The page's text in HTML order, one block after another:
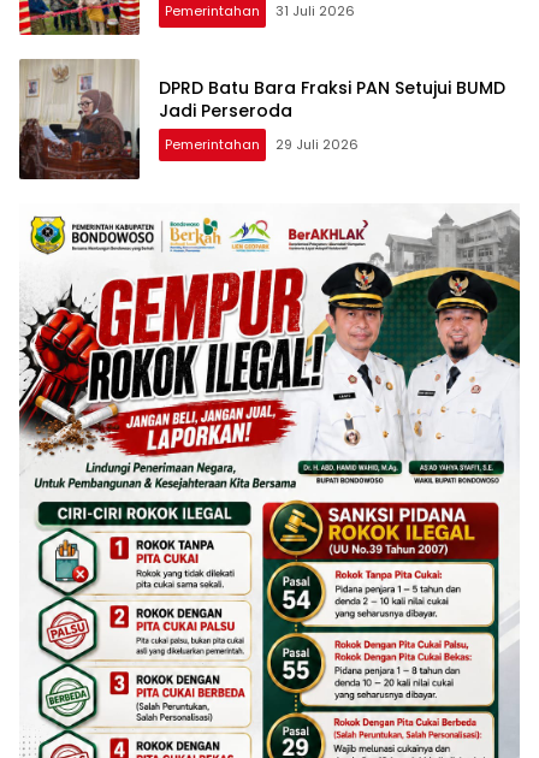
Pemerintahan 31 Juli 2026
DPRD Batu Bara Fraksi PAN Setujui BUMD
Jadi Perseroda
Pemerintahan 29 Juli 2026